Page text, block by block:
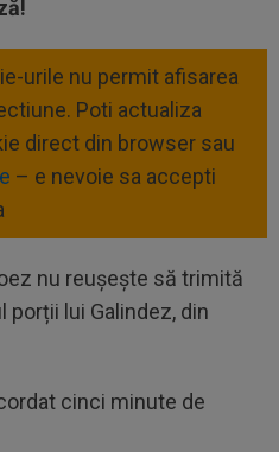
urile nu permit afisarea
Poti actualiza
direct din browser sau
– e nevoie sa accepti
nu reușește să trimită
porții lui Galindez, din
cinci minute de